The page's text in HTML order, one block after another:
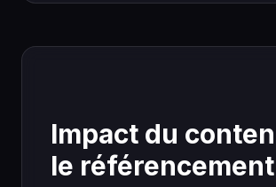
Impact du
le référencement